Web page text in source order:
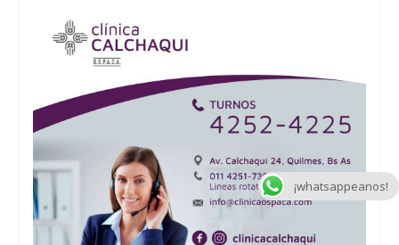
¡whatsappeanos!